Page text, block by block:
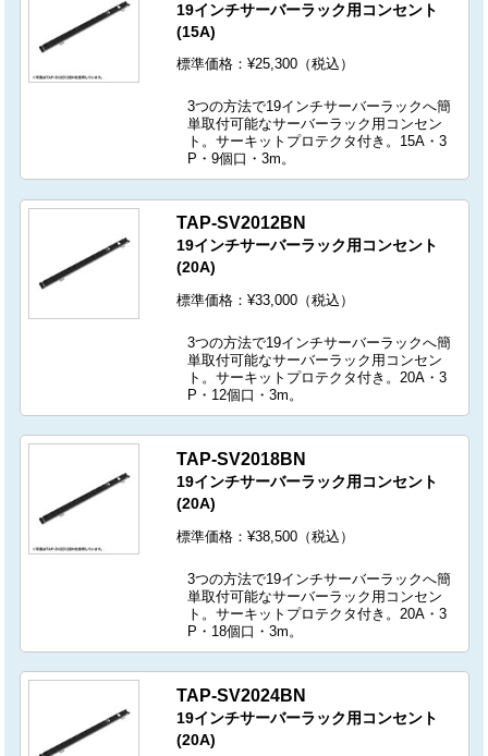
19インチサーバーラック用コンセント
(15A)
標準価格：¥25,300（税込）
3つの方法で19インチサーバーラックへ簡
単取付可能なサーバーラック用コンセン
ト。サーキットプロテクタ付き。15A・3
P・9個口・3m。
TAP-SV2012BN
19インチサーバーラック用コンセント
(20A)
標準価格：¥33,000（税込）
3つの方法で19インチサーバーラックへ簡
単取付可能なサーバーラック用コンセン
ト。サーキットプロテクタ付き。20A・3
P・12個口・3m。
TAP-SV2018BN
19インチサーバーラック用コンセント
(20A)
標準価格：¥38,500（税込）
3つの方法で19インチサーバーラックへ簡
単取付可能なサーバーラック用コンセン
ト。サーキットプロテクタ付き。20A・3
P・18個口・3m。
TAP-SV2024BN
19インチサーバーラック用コンセント
(20A)